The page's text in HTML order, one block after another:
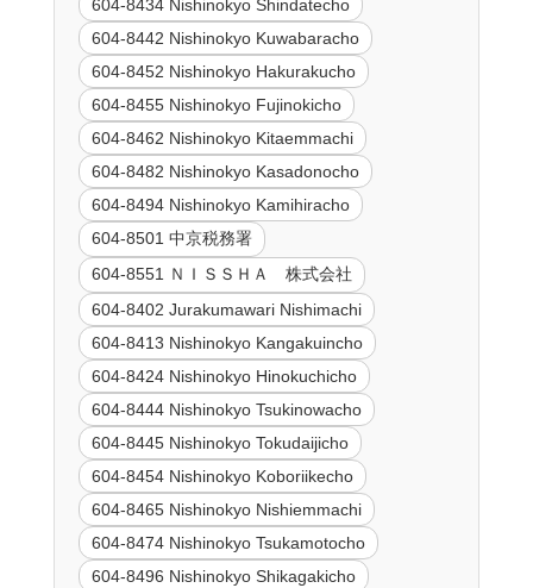
604-8434 Nishinokyo Shindatecho
604-8442 Nishinokyo Kuwabaracho
604-8452 Nishinokyo Hakurakucho
604-8455 Nishinokyo Fujinokicho
604-8462 Nishinokyo Kitaemmachi
604-8482 Nishinokyo Kasadonocho
604-8494 Nishinokyo Kamihiracho
604-8501 中京税務署
604-8551 ＮＩＳＳＨＡ 株式会社
604-8402 Jurakumawari Nishimachi
604-8413 Nishinokyo Kangakuincho
604-8424 Nishinokyo Hinokuchicho
604-8444 Nishinokyo Tsukinowacho
604-8445 Nishinokyo Tokudaijicho
604-8454 Nishinokyo Koboriikecho
604-8465 Nishinokyo Nishiemmachi
604-8474 Nishinokyo Tsukamotocho
604-8496 Nishinokyo Shikagakicho